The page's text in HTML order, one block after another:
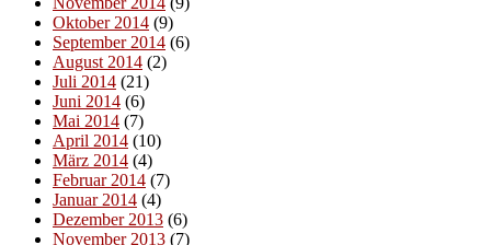
Oktober 2014 (9)
September 2014 (6)
August 2014 (2)
Juli 2014 (21)
Juni 2014 (6)
Mai 2014 (7)
April 2014 (10)
März 2014 (4)
Februar 2014 (7)
Januar 2014 (4)
Dezember 2013 (6)
November 2013 (7)